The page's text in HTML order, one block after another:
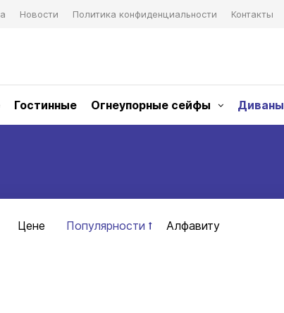
Новости Политика конфиденциальности Контакты
Гостинные Огнеупорные сейфы Диваны
Цене Популярности Алфавиту